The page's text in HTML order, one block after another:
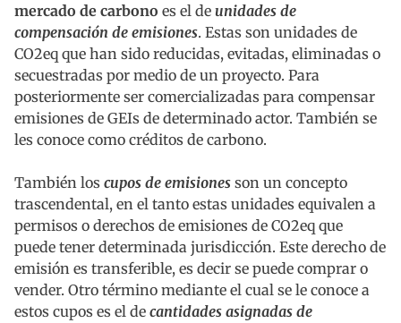
mercado de carbono es el de unidades de
compensación de emisiones. Estas son unidades de
CO2eq que han sido reducidas, evitadas, eliminadas o
secuestradas por medio de un proyecto. Para
posteriormente ser comercializadas para compensar
emisiones de GEIs de determinado actor. También se
les conoce como créditos de carbono.
También los cupos de emisiones son un concepto
trascendental, en el tanto estas unidades equivalen a
permisos o derechos de emisiones de CO2eq que
puede tener determinada jurisdicción. Este derecho de
emisión es transferible, es decir se puede comprar o
vender. Otro término mediante el cual se le conoce a
estos cupos es el de cantidades asignadas de